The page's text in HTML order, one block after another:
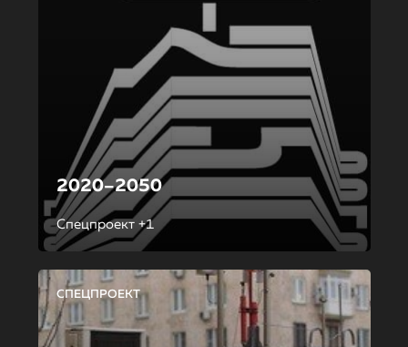
2020–2050
Спецпроект +1
СПЕЦПРОЕКТ